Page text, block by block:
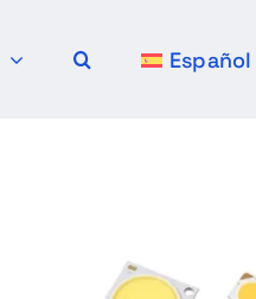
Español